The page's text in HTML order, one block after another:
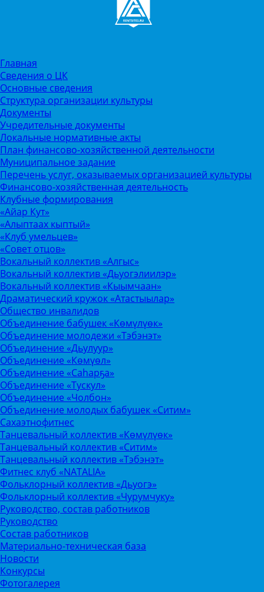
Главная
Сведения о ЦК
Основные сведения
Структура организации культуры
Документы
Учредительные документы
Локальные нормативные акты
План финансово-хозяйственной деятельности
Муниципальное задание
Перечень услуг, оказываемых организацией культуры
Финансово-хозяйственная деятельность
Клубные формирования
«Айар Кут»
«Алыптаах кыптый»
«Клуб умельцев»
«Совет отцов»
Вокальный коллектив «Алгыс»
Вокальный коллектив «Дьуогэлиилэр»
Вокальный коллектив «Кыымчаан»
Драматический кружок «Атастыылар»
Общество инвалидов
Объединение бабушек «Көмүлүөк»
Объединение молодежи «Тэбэнэт»
Объединение «Дьулуур»
Объединение «Көмүөл»
Объединение «Саhарҕа»
Объединение «Тускул»
Объединение «Чолбон»
Объединение молодых бабушек «Ситим»
Сахаэтнофитнес
Танцевальный коллектив «Көмүлүөк»
Танцевальный коллектив «Ситим»
Танцевальный коллектив «Тэбэнэт»
Фитнес клуб «NATALIA»
Фольклорный коллектив «Дьуогэ»
Фольклорный коллектив «Чурумчуку»
Руководство, состав работников
Руководство
Состав работников
Материально-техническая база
Новости
Конкурсы
Фотогалерея